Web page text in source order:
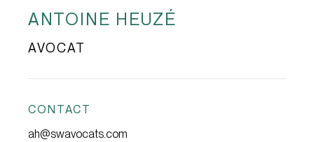
ANTOINE HEUZÉ
AVOCAT
CONTACT
ah@swavocats.com